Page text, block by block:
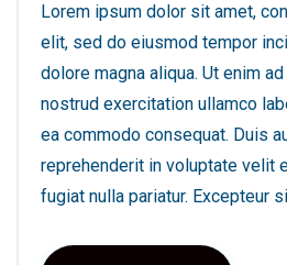
Lorem ipsum dolor sit amet,
elit, sed do eiusmod tempor
dolore magna aliqua. Ut enim
nostrud exercitation ullamco
ea commodo consequat. Duis
reprehenderit in voluptate velit
fugiat nulla pariatur. Excepteur